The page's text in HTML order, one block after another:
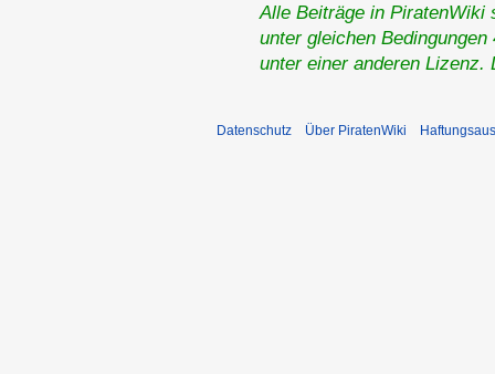
Alle Beiträge in PiratenWiki
unter gleichen
unter einer anderen
Datenschutz Über PiratenWiki